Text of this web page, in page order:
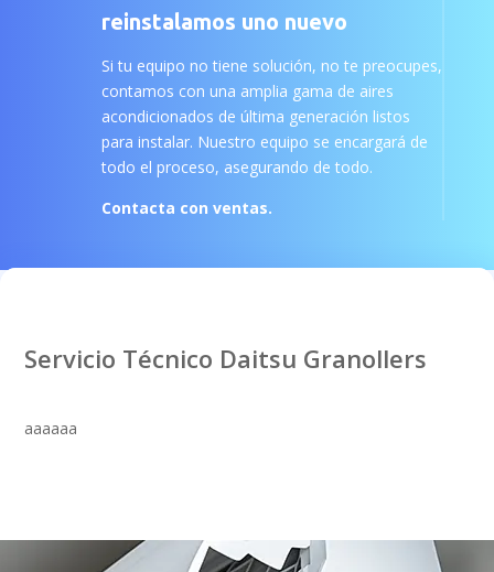
reinstalamos uno nuevo
Si tu equipo no tiene solución, no te preocupes,
contamos con una amplia gama de aires
acondicionados de última generación listos
para instalar. Nuestro equipo se encargará de
todo el proceso, asegurando de todo.
Contacta con ventas.
Servicio Técnico Daitsu Granollers
aaaaaa